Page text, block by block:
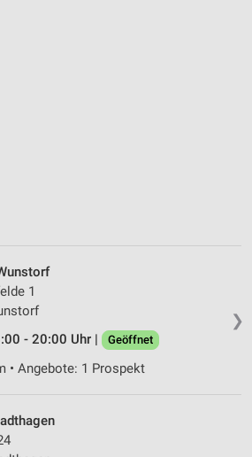
❯
1
- 20:00 Uhr |
Geöffnet
• Angebote: 1 Prospekt